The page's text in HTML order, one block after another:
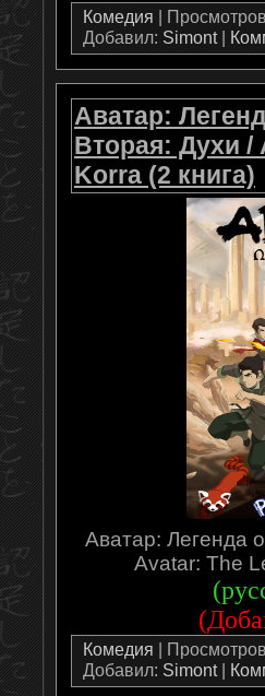
Комедия |
Добавил: Simont|
Аватар:
Вторая: Духи /
Korra (2 книга)
Аватар: Легенда
Avatar: The
Комедия |
Добавил: Simont|